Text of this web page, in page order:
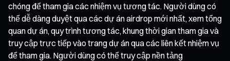
chóng để tham gia các nhiệm vụ tương tác. Người dùng có
thể dễ dàng duyệt qua các dự án airdrop mới nhất, xem tổng
quan dự án, quy trình tương tác, khung thời gian tham gia và
truy cập trực tiếp vào trang dự án qua các liên kết nhiệm vụ
để tham gia. Người dùng có thể truy cập nền tảng